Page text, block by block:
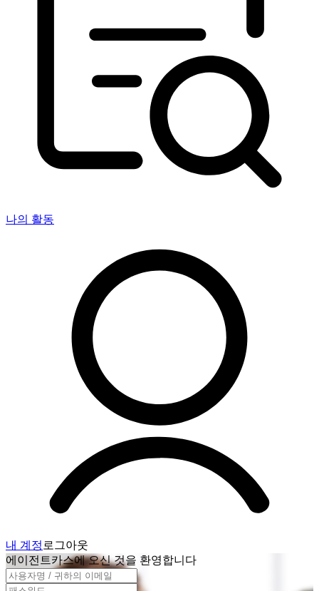
나의 활동
내 계정 로그아웃
에이전트카스에 오신 것을 환영합니다